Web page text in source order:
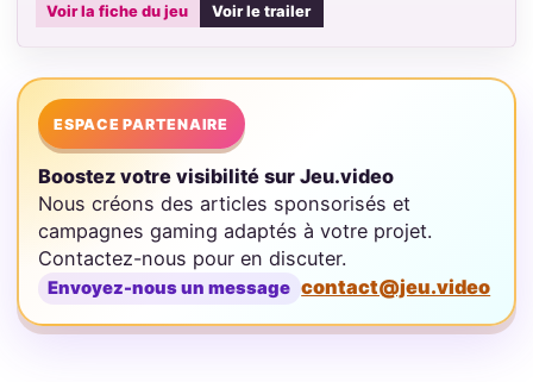
Voir la fiche du jeu Voir le trailer
ESPACE PARTENAIRE
Boostez votre visibilité sur Jeu.video
Nous créons des articles sponsorisés et
campagnes gaming adaptés à votre projet.
Contactez-nous pour en discuter.
Envoyez-nous un message contact@jeu.video